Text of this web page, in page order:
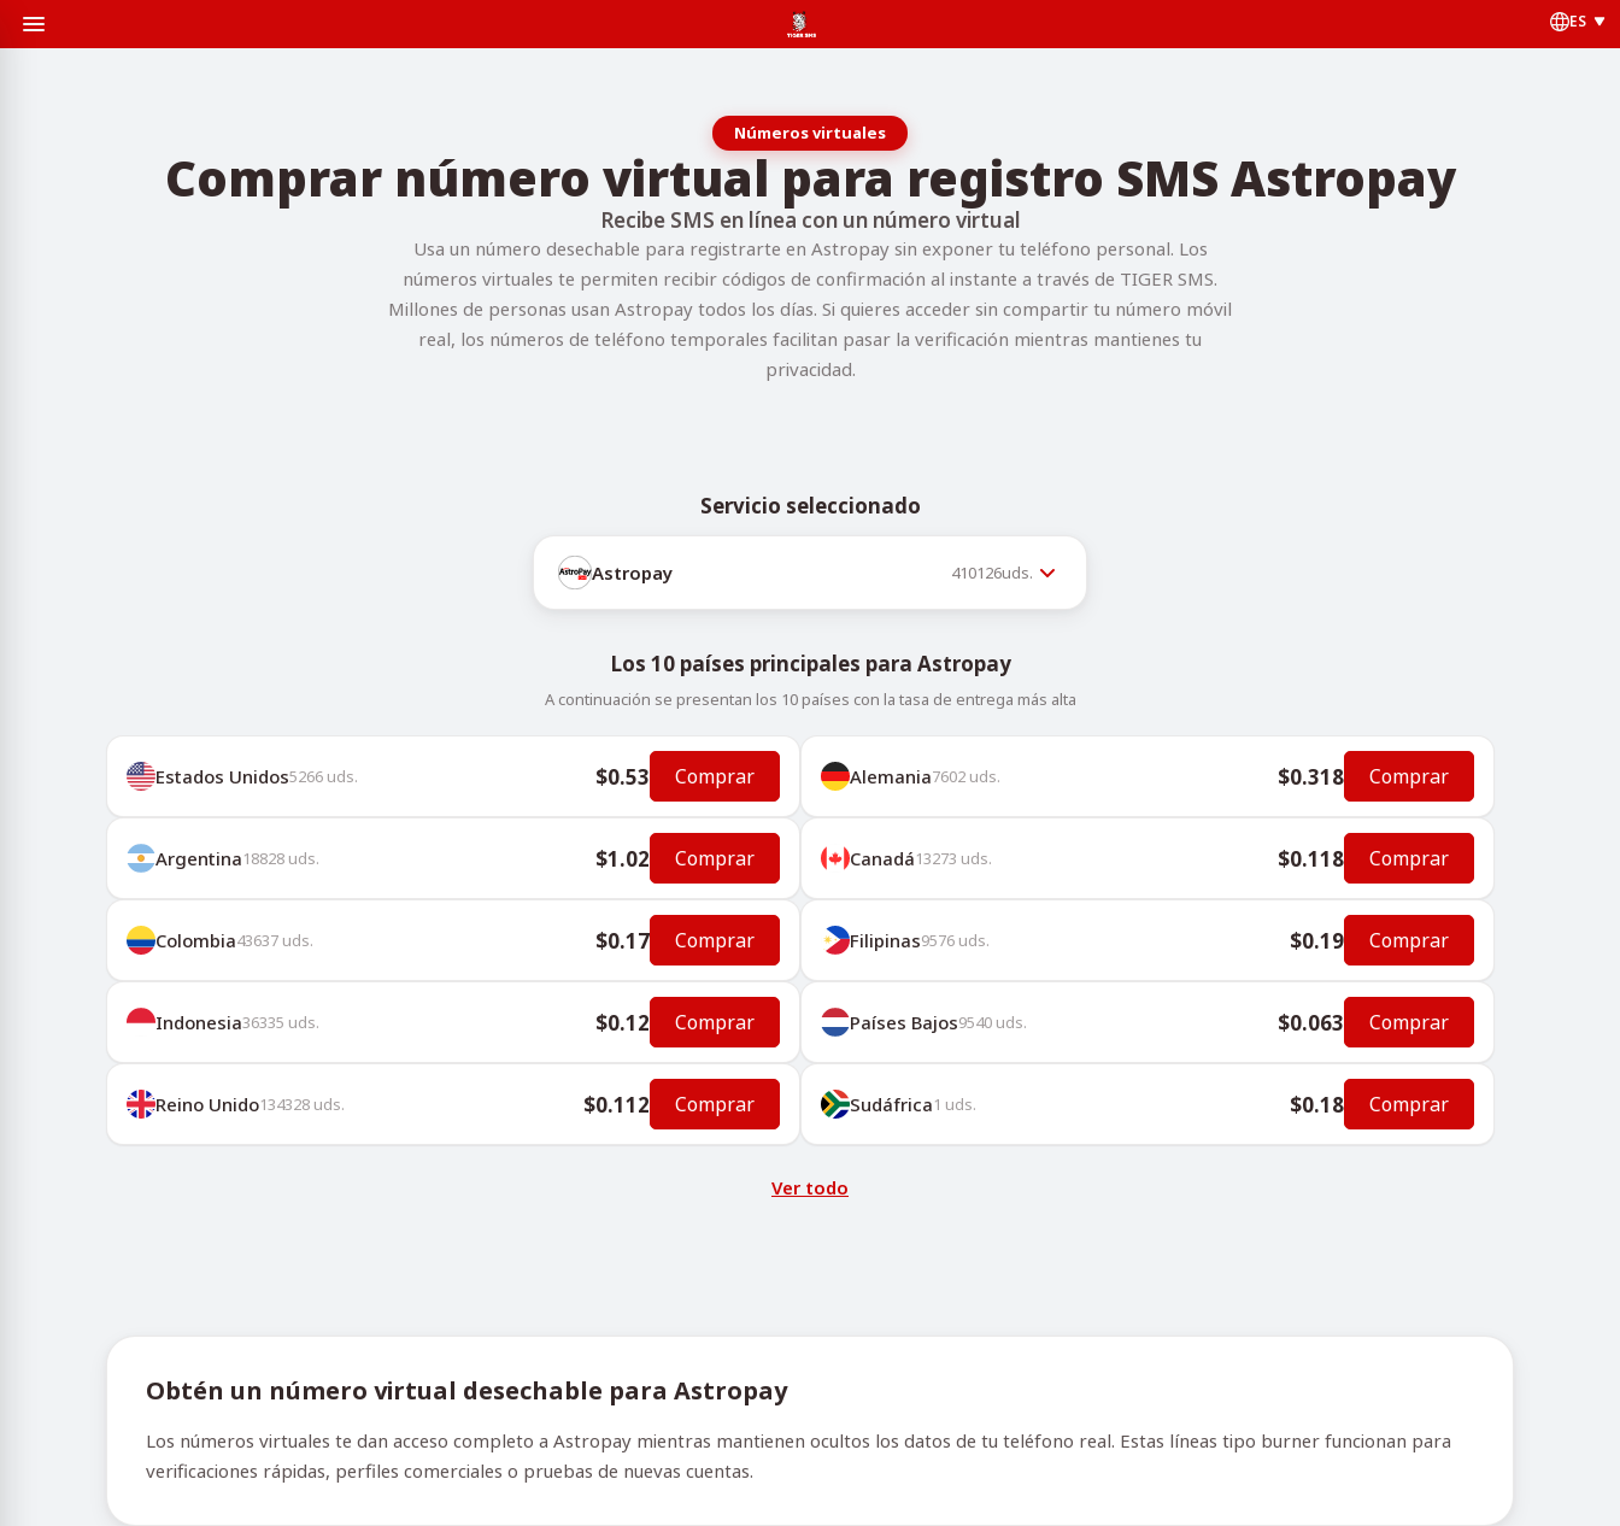
ES
Números virtuales
Comprar número virtual para registro SMS Astropay
Recibe SMS en línea con un número virtual
Usa un número desechable para registrarte en Astropay sin exponer tu teléfono personal. Los
números virtuales te permiten recibir códigos de confirmación al instante a través de TIGER SMS.
Millones de personas usan Astropay todos los días. Si quieres acceder sin compartir tu número móvil
real, los números de teléfono temporales facilitan pasar la verificación mientras mantienes tu
privacidad.
Servicio seleccionado
Astropay 410126uds.
Los 10 países principales para Astropay
A continuación se presentan los 10 países con la tasa de entrega más alta
Estados Unidos5266 uds. $0.53 Comprar Alemania7602 uds. $0.318 Comprar
Argentina18828 uds. $1.02 Comprar Canadá13273 uds. $0.118 Comprar
Colombia43637 uds. $0.17 Comprar Filipinas9576 uds. $0.19 Comprar
Indonesia36335 uds. $0.12 Comprar Países Bajos9540 uds. $0.063 Comprar
Reino Unido134328 uds. $0.112 Comprar Sudáfrica1 uds. $0.18 Comprar
Ver todo
Obtén un número virtual desechable para Astropay
Los números virtuales te dan acceso completo a Astropay mientras mantienen ocultos los datos de tu teléfono real. Estas líneas tipo burner funcionan para
verificaciones rápidas, perfiles comerciales o pruebas de nuevas cuentas.